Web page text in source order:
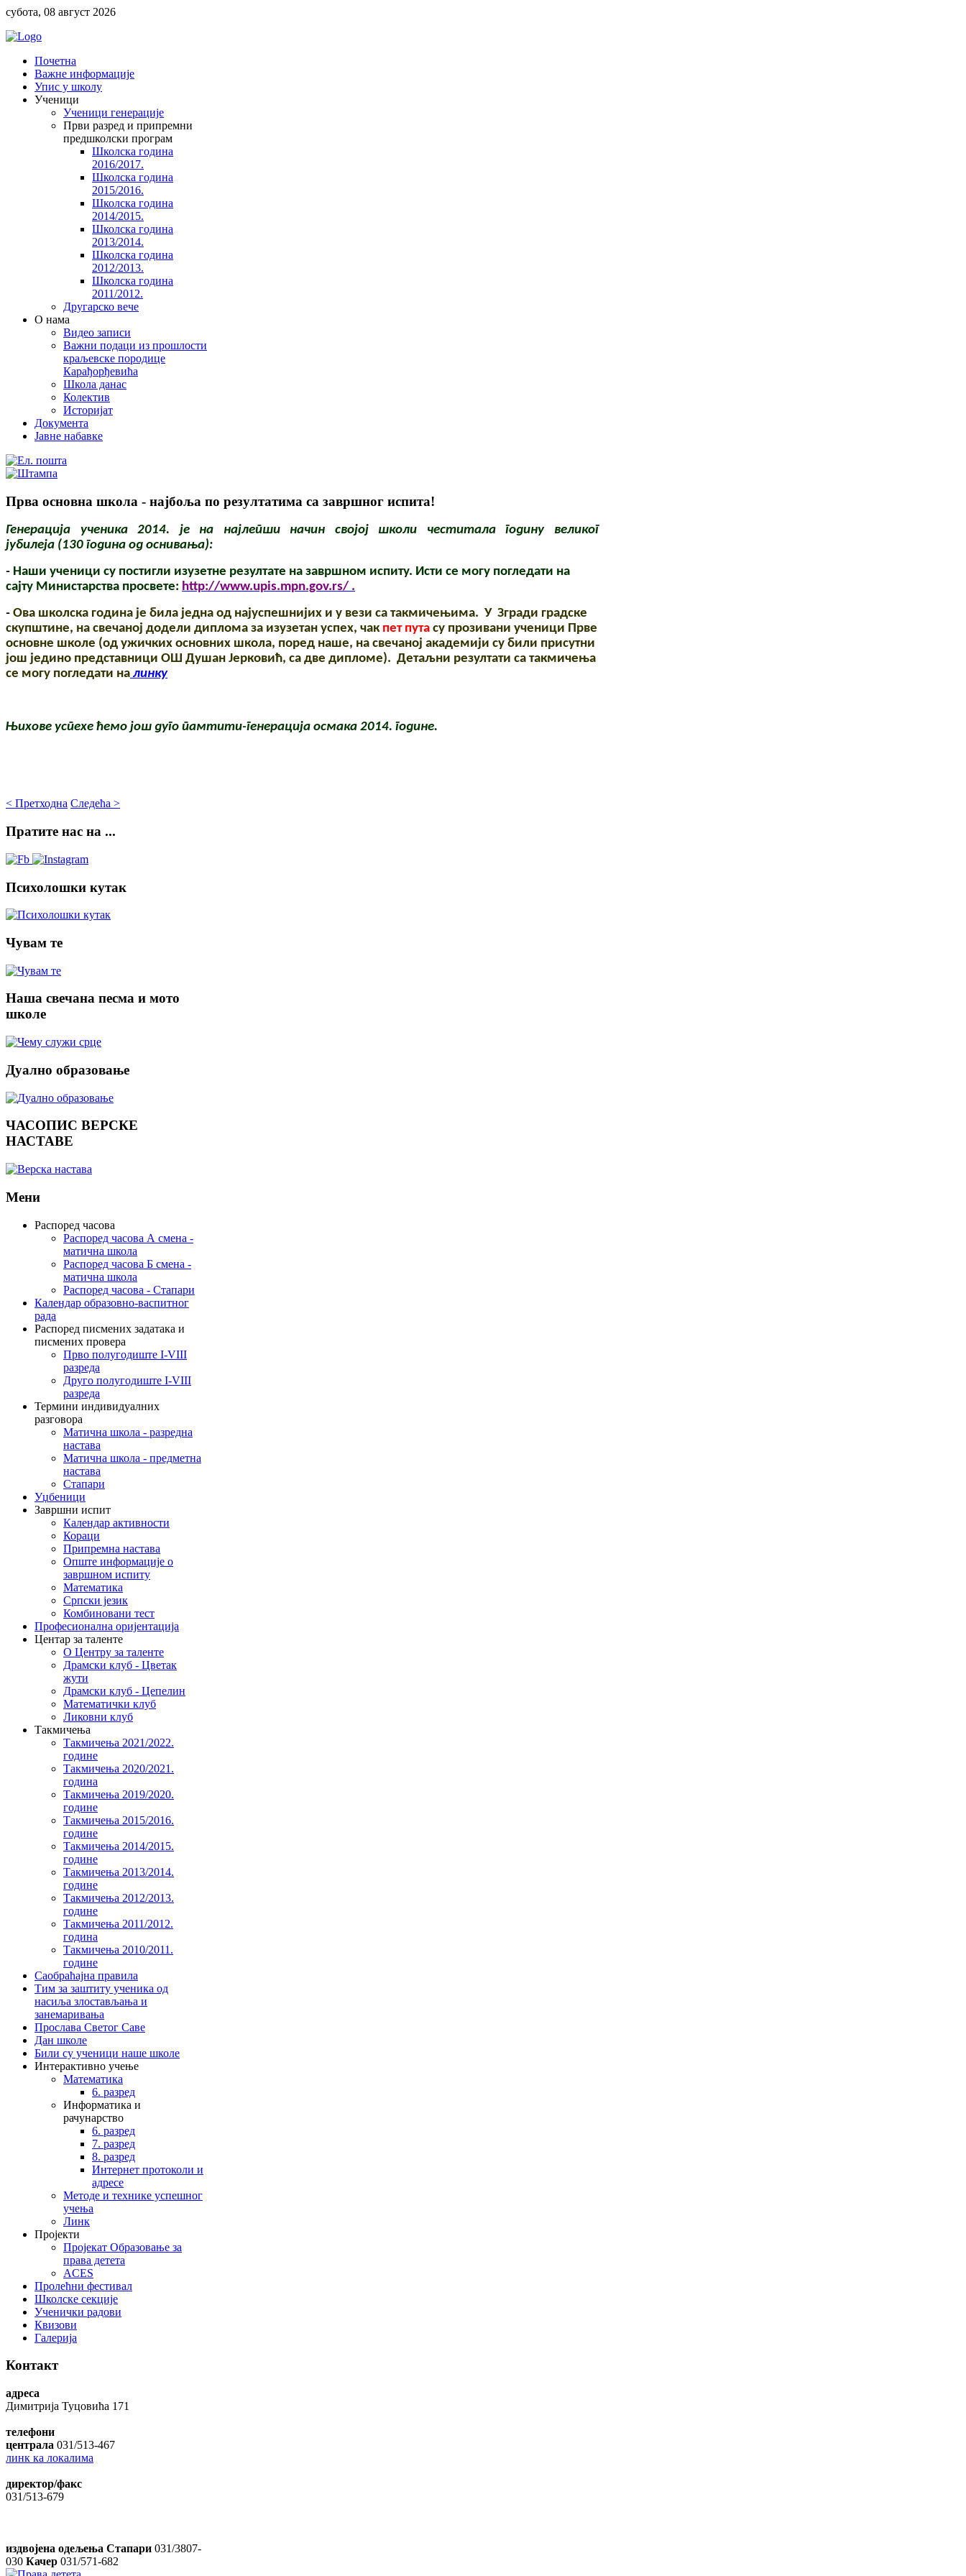
субота, 08 август 2026
Почетна
Важне информације
Упис у школу
Ученици
Ученици генерације
Први разред и припремни
предшколски програм
Школска година
2016/2017.
Школска година
2015/2016.
Школска година
2014/2015.
Школска година
2013/2014.
Школска година
2012/2013.
Школска година
2011/2012.
Другарско вече
O нама
Видео записи
Важни подаци из прошлости
краљевске породице
Карађорђевића
Школа данас
Колектив
Историјат
Документа
Јавне набавке
Прва основна школа - најбоља по резултатима са завршног испита!
Генерација ученика 2014. је на најлепши начин својој школи честитала годину великог
јубилеја (130 година од оснивања):
- Наши ученици су постигли изузетне резултате на завршном испиту. Исти се могу погледати на
сајту Министарства просвете: http://www.upis.mpn.gov.rs/ .
- Ова школска година је била једна од најуспешнијих и у вези са такмичењима. У Згради градске
скупштине, на свечаној додели диплома за изузетан успех, чак пет пута су прозивани ученици Прве
основне школе (од ужичких основних школа, поред наше, на свечаној академији су били присутни
још једино представници ОШ Душан Јерковић, са две дипломе). Детаљни резултати са такмичења
се могу погледати налинку
Њихове успехе ћемо још дуго памтити-генерација осмака 2014. године.
< Претходна Следећа >
Пратите нас на ...
Психолошки кутак
Чувам те
Наша свечана песма и мото
школе
Дуално образовање
ЧАСОПИС ВЕРСКЕ
НАСТАВЕ
Мени
Распоред часова
Распоред часова А смена -
матична школа
Распоред часова Б смена -
матична школа
Распоред часова - Стапари
Календар образовно-васпитног
рада
Распоред писмених задатака и
писмених провера
Прво полугодиште I-VIII
разреда
Друго полугодиште I-VIII
разреда
Термини индивидуалних
разговора
Матична школа - разредна
настава
Матична школа - предметна
настава
Стапари
Уџбеници
Завршни испит
Календар активности
Кораци
Припремна настава
Опште информације о
завршном испиту
Математика
Српски језик
Комбиновани тест
Професионална оријентација
Центар за таленте
О Центру за таленте
Драмски клуб - Цветак
жути
Драмски клуб - Цепелин
Математички клуб
Ликовни клуб
Такмичења
Такмичења 2021/2022.
године
Такмичења 2020/2021.
година
Такмичења 2019/2020.
године
Такмичења 2015/2016.
године
Такмичења 2014/2015.
године
Такмичења 2013/2014.
године
Такмичења 2012/2013.
године
Такмичења 2011/2012.
година
Такмичења 2010/2011.
године
Саобраћајна правила
Тим за заштиту ученика од
насиља злостављања и
занемаривања
Прослава Светог Саве
Дан школе
Били су ученици наше школе
Интерактивно учење
Математика
6. разред
Информатика и
рачунарство
6. разред
7. разред
8. разред
Интернет протоколи и
адресе
Методе и технике успешног
учења
Линк
Пројекти
Пројекат Образовање за
права детета
ACES
Пролећни фестивал
Школске секције
Ученички радови
Квизови
Галерија
Контакт
адреса
Димитрија Туцовића 171
телефони
централа 031/513-467
линк ка локалима
директор/факс
031/513-679
издвојена одељења Стапари 031/3807-
030 Качер 031/571-682